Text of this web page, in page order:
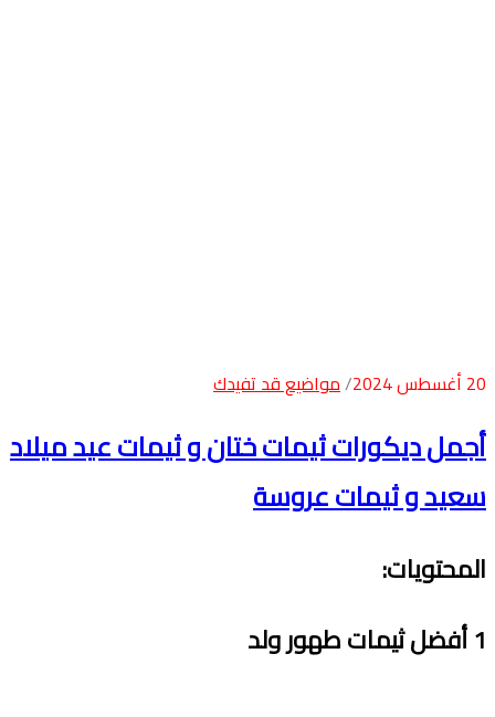
20 أغسطس 2024 مواضيع قد تفيدك
أجمل ديكورات ثيمات ختان و ثيمات عيد ميلاد
سعيد و ثيمات عروسة
المحتويات:
1أفضل ثيمات طهور ولد